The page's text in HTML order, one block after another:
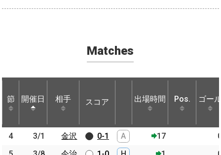
Matches
節 開催日 相手 スコア 出場時間 Pos. ゴー
節 開催日 相手 スコア 出場時間 ゴー
4 3/1 金沢 0-1 A 17
節 開催日 相手
4 3/1
金沢